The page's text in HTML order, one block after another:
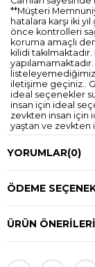
**Müşteri
hatalara karşı iki
önce kontrolleri
koruma amaçlı
kilidi
iletişime geçiniz..
ideal seçenekler
insan için ideal
zevkten insan için
yaştan ve zevkten
YORUMLAR(0)
ÖDEME
ÜRÜN ÖNERILERI